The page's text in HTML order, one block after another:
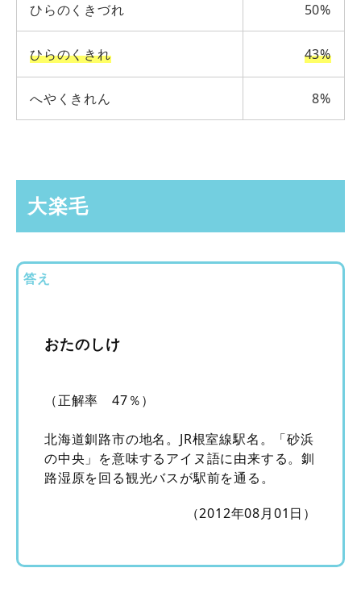
ひらのくきづれ 50%
ひらのくきれ 43%
へやくきれん 8%
大楽毛
答え
おたのしけ
（正解率 47％）
北海道釧路市の地名。JR根室線駅名。「砂浜
の中央」を意味するアイヌ語に由来する。釧
路湿原を回る観光バスが駅前を通る。
（2012年08月01日）